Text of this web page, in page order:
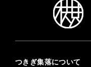
つきぎ集落について